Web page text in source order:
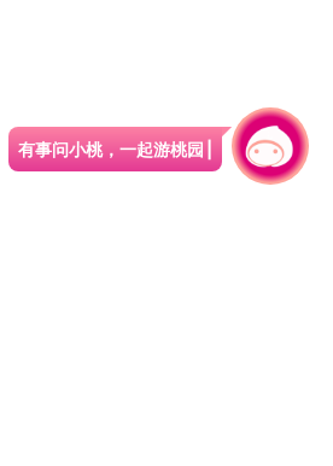
有事问小桃，一起游桃园